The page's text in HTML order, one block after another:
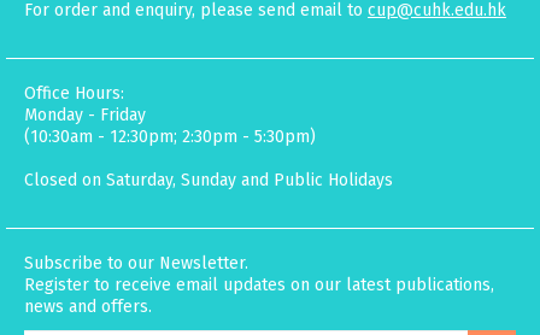
For order and enquiry, please send email to cup@cuhk.edu.hk
Office Hours:
Monday - Friday
(10:30am - 12:30pm; 2:30pm - 5:30pm)
Closed on Saturday, Sunday and Public Holidays
Subscribe to our Newsletter.
Register to receive email updates on our latest publications,
news and offers.